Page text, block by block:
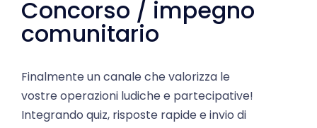
comunitario
vostre operazioni ludiche e partecipative!
Integrando quiz, risposte rapide e invio di
foto, coinvolgete la vostra comunità in